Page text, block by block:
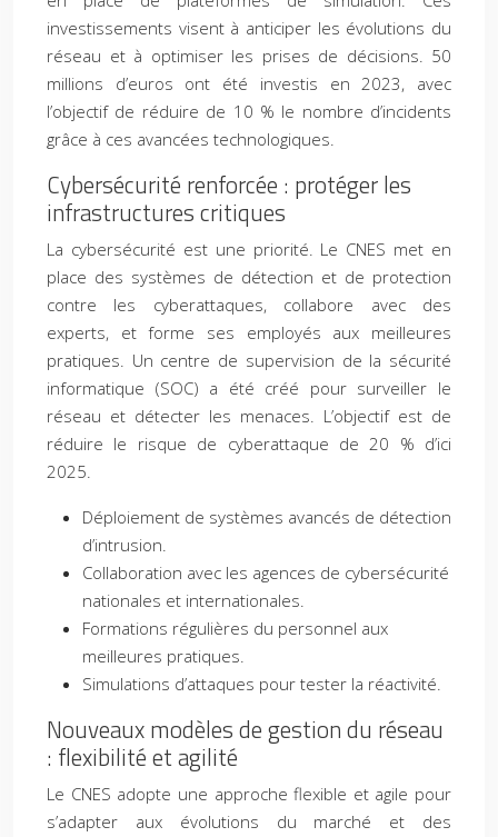
investissements visent à anticiper les évolutions du
réseau et à optimiser les prises de décisions. 50
millions d’euros ont été investis en 2023, avec
l’objectif de réduire de 10 % le nombre d’incidents
grâce à ces avancées technologiques.
Cybersécurité renforcée : protéger les
infrastructures critiques
La cybersécurité est une priorité. Le CNES met en
place des systèmes de détection et de protection
contre les cyberattaques, collabore avec des
experts, et forme ses employés aux meilleures
pratiques. Un centre de supervision de la sécurité
informatique (SOC) a été créé pour surveiller le
réseau et détecter les menaces. L’objectif est de
réduire le risque de cyberattaque de 20 % d’ici
2025.
Déploiement de systèmes avancés de détection
d’intrusion.
Collaboration avec les agences de cybersécurité
nationales et internationales.
Formations régulières du personnel aux
meilleures pratiques.
Simulations d’attaques pour tester la réactivité.
Nouveaux modèles de gestion du réseau
: flexibilité et agilité
Le CNES adopte une approche flexible et agile pour
s’adapter aux évolutions du marché et des